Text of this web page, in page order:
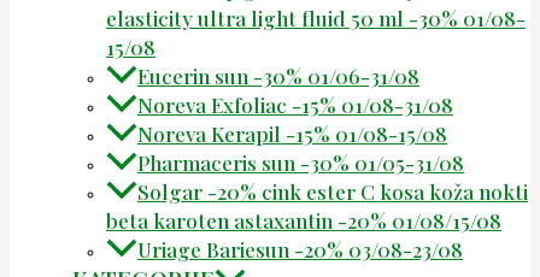
elasticity ultra light fluid 50 ml -30% 01/08-
15/08
Eucerin sun -30% 01/06-31/08
Noreva Exfoliac -15% 01/08-31/08
Noreva Kerapil -15% 01/08-15/08
Pharmaceris sun -30% 01/05-31/08
Solgar -20% cink ester C kosa koža nokti
beta karoten astaxantin -20% 01/08/15/08
Uriage Bariesun -20% 03/08-23/08